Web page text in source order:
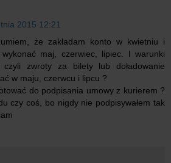
2015 12:21
że zakładam konto w kwietniu i
maj, czerwiec, lipiec. I warunki
czyli zwroty za bilety lub doładowanie
w maju, czerwcu i lipcu ?
do podpisania umowy z kurierem ?
czy coś, bo nigdy nie podpisywałem tak